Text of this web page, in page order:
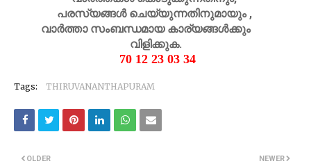
പരസ്യങ്ങൾ ചെയ്യുന്നതിനുമായും ,
വാർത്താ സംബന്ധമായ കാര്യങ്ങൾക്കും
വിളിക്കുക.
70 12 23 03 34
Tags: THIRUVANANTHAPURAM
NEWER
OLDER